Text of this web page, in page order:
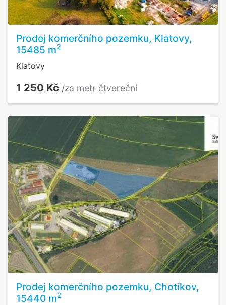
Prodej komerčního pozemku, Klatovy,
15485 m2
Klatovy
1 250 Kč /za metr čtvereční
Prodej komerčního pozemku, Chotíkov,
15440 m2